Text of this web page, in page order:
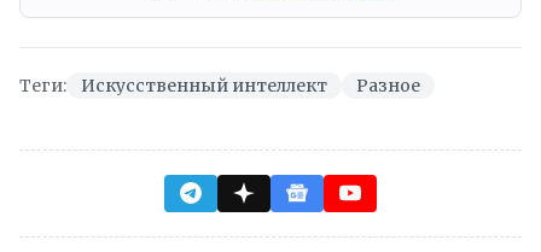
Теги: Искусственный интеллект Разное